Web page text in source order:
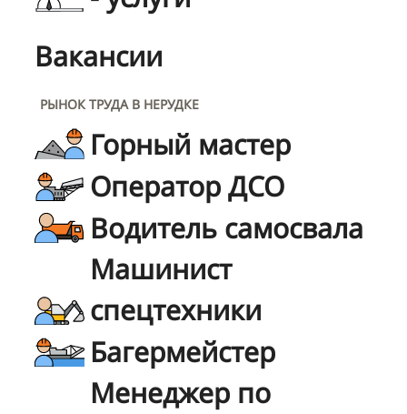
Вакансии
РЫНОК ТРУДА В НЕРУДКЕ
Горный мастер
Оператор ДСО
Водитель самосвала
Машинист
спецтехники
Багермейстер
Менеджер по